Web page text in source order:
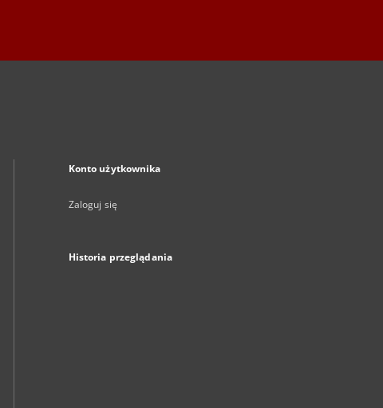
Konto użytkownika
Zaloguj się
Historia przeglądania